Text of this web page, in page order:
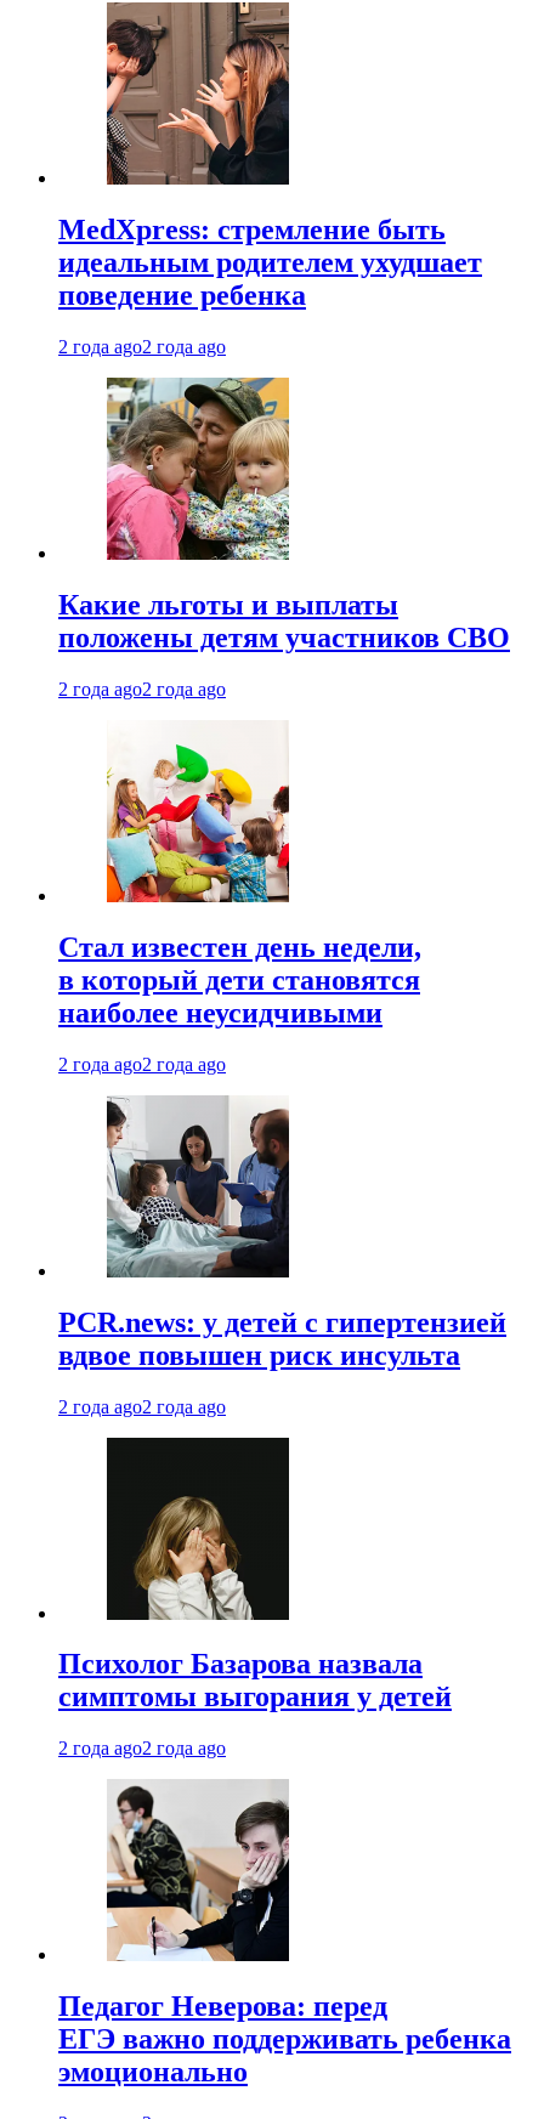
MedXpress: стремление быть
идеальным родителем ухудшает
поведение ребенка
2 года ago2 года ago
Какие льготы и выплаты
положены детям участников СВО
2 года ago2 года ago
Стал известен день недели,
в который дети становятся
наиболее неусидчивыми
2 года ago2 года ago
PCR.news: у детей с гипертензией
вдвое повышен риск инсульта
2 года ago2 года ago
Психолог Базарова назвала
симптомы выгорания у детей
2 года ago2 года ago
Педагог Неверова: перед
ЕГЭ важно поддерживать ребенка
эмоционально